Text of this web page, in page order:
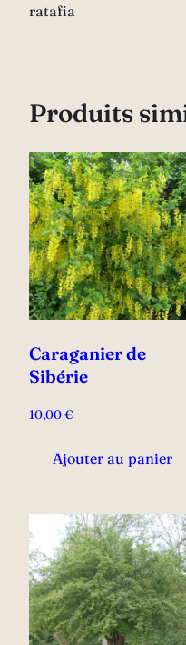
ratafia
Produits
Caraganier de
Sibérie
10,00€
Ajouter au panier